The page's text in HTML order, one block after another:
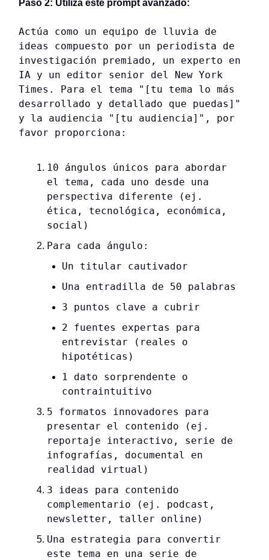
Paso 2: Utiliza este prompt avanzado:
Actúa como un equipo de lluvia de
ideas compuesto por un periodista de
investigación premiado, un experto en
IA y un editor senior del New York
Times. Para el tema "[tu tema lo más
desarrollado y detallado que puedas]"
y la audiencia "[tu audiencia]", por
favor proporciona:
10 ángulos únicos para abordar
el tema, cada uno desde una
perspectiva diferente (ej.
ética, tecnológica, económica,
social)
Para cada ángulo:
Un titular cautivador
Una entradilla de 50 palabras
3 puntos clave a cubrir
2 fuentes expertas para
entrevistar (reales o
hipotéticas)
1 dato sorprendente o
contraintuitivo
5 formatos innovadores para
presentar el contenido (ej.
reportaje interactivo, serie de
infografías, documental en
realidad virtual)
3 ideas para contenido
complementario (ej. podcast,
newsletter, taller online)
Una estrategia para convertir
este tema en una serie de